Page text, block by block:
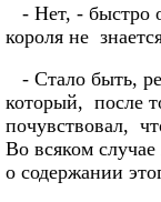
- Нет, - быстро
короля не
- Стало быть,
который, после
почувствовал,
Во всяком
о содержании